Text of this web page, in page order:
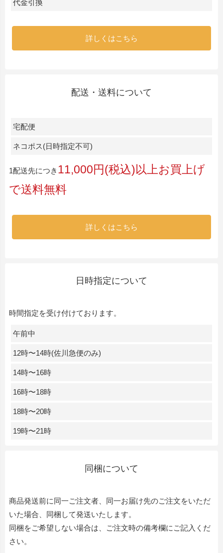
代金引換
詳しくはこちら
配送・送料について
宅配便
ネコポス(日時指定不可)
1配送先につき 11,000円(税込)以上お買上げ
で送料無料
詳しくはこちら
日時指定について
時間指定を受け付けております。
午前中
12時〜14時(佐川急便のみ)
14時〜16時
16時〜18時
18時〜20時
19時〜21時
同梱について
商品発送前に同一ご注文者、同一お届け先のご注文をいただ
いた場合、同梱して発送いたします。
同梱をご希望しない場合は、ご注文時の備考欄にご記入くだ
さい。